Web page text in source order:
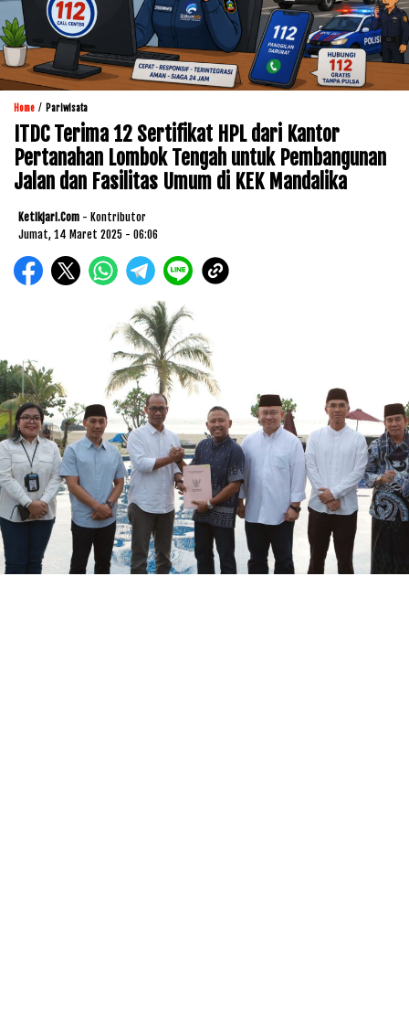
Home / Pariwisata
ITDC Terima 12 Sertifikat HPL dari Kantor
Pertanahan Lombok Tengah untuk Pembangunan
Jalan dan Fasilitas Umum di KEK Mandalika
Ketikjari.com - Kontributor
Jumat, 14 Maret 2025 - 06:06